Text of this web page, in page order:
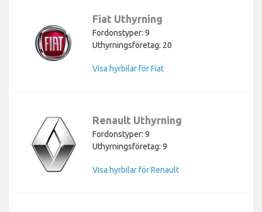
Fiat Uthyrning
Fordonstyper: 9
Uthyrningsföretag: 20
Visa hyrbilar för Fiat
Renault Uthyrning
Fordonstyper: 9
Uthyrningsföretag: 9
Visa hyrbilar för Renault